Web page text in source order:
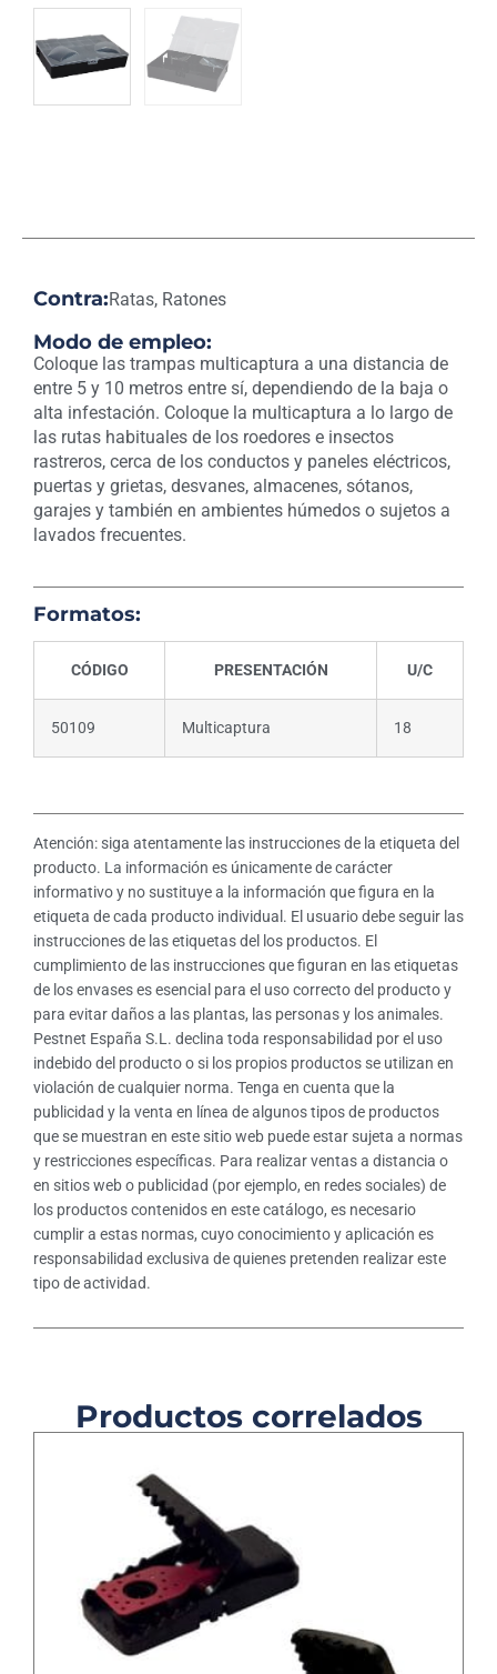
Contra:Ratas, Ratones
Modo de empleo:
Coloque las trampas multicaptura a una distancia de
entre 5 y 10 metros entre sí, dependiendo de la baja o
alta infestación. Coloque la multicaptura a lo largo de
las rutas habituales de los roedores e insectos
rastreros, cerca de los conductos y paneles eléctricos,
puertas y grietas, desvanes, almacenes, sótanos,
garajes y también en ambientes húmedos o sujetos a
lavados frecuentes.
Formatos:
CÓDIGO PRESENTACIÓN U/C
50109 Multicaptura 18
Atención: siga atentamente las instrucciones de la etiqueta del
producto. La información es únicamente de carácter
informativo y no sustituye a la información que figura en la
etiqueta de cada producto individual. El usuario debe seguir las
instrucciones de las etiquetas del los productos. El
cumplimiento de las instrucciones que figuran en las etiquetas
de los envases es esencial para el uso correcto del producto y
para evitar daños a las plantas, las personas y los animales.
Pestnet España S.L. declina toda responsabilidad por el uso
indebido del producto o si los propios productos se utilizan en
violación de cualquier norma. Tenga en cuenta que la
publicidad y la venta en línea de algunos tipos de productos
que se muestran en este sitio web puede estar sujeta a normas
y restricciones específicas. Para realizar ventas a distancia o
en sitios web o publicidad (por ejemplo, en redes sociales) de
los productos contenidos en este catálogo, es necesario
cumplir a estas normas, cuyo conocimiento y aplicación es
responsabilidad exclusiva de quienes pretenden realizar este
tipo de actividad.
Productos correlados